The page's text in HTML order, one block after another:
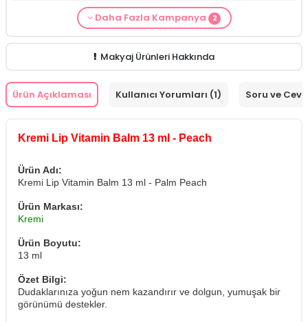
Makyaj Kategorisine Özel Fiyatİdea Derma
Makyaj Ürünü Siparişinizdeİnnova Wash Gel
Daha Fazla Kampanya 2
Makyaj Ürünleri Hakkında
Ürün Açıklaması Kullanıcı Yorumları (1) Soru ve
Kremi Lip Vitamin Balm 13 ml - Peach
Ürün Adı:
Kremi Lip Vitamin Balm 13 ml - Palm Peach
Ürün Markası:
Kremi
Ürün Boyutu:
13 ml
Özet Bilgi:
Dudaklarınıza yoğun nem kazandırır ve dolgun, yumuşak bir
görünümü destekler.